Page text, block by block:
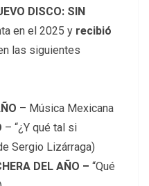
DISCO: SIN
en el 2025 y recibió
las siguientes
– Música Mexicana
– “¿Y qué tal si
Sergio Lizárraga)
DEL AÑO – “Qué